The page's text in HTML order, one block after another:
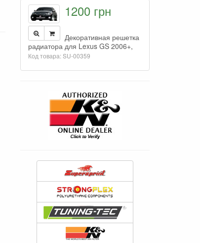
1200 грн
Декоративная решетка
радиатора для Lexus GS 2006+,
Код товара: SU-00359